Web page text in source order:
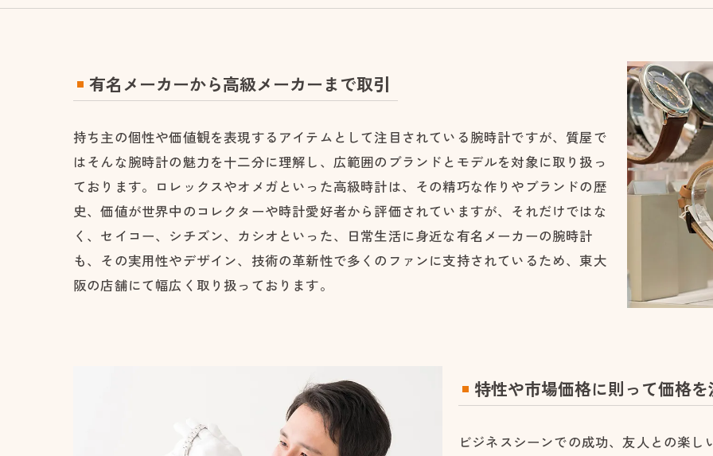
有名メーカーから高級メーカーまで取引
持ち主の個性や価値観を表現するアイテムとして注目されている腕時計ですが、質屋で
はそんな腕時計の魅力を十二分に理解し、広範囲のブランドとモデルを対象に取り扱っ
ております。ロレックスやオメガといった高級時計は、その精巧な作りやブランドの歴
史、価値が世界中のコレクターや時計愛好者から評価されていますが、それだけではな
く、セイコー、シチズン、カシオといった、日常生活に身近な有名メーカーの腕時計
も、その実用性やデザイン、技術の革新性で多くのファンに支持されているため、東大
阪の店舗にて幅広く取り扱っております。
特性や市場価格に則って価格
ビジネスシーンでの成功、友人との楽